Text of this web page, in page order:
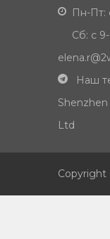
Пн-Пт:
Сб: с
Наш
Shenzhen
Ltd
Copyright